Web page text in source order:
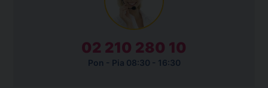
02 210 280 10
Pon - Pia 08:30 - 16:30